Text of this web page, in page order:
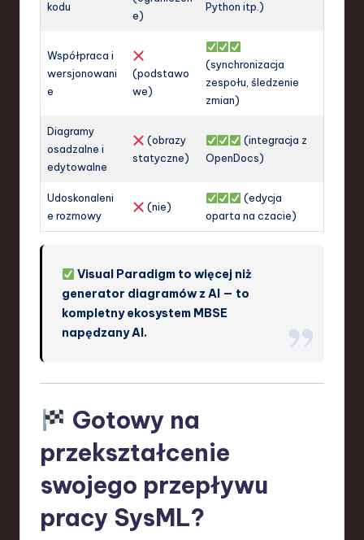
kodu
e)
Python itp.)
Współpraca i
wersjonowani
e
(podstawo
we)
(synchronizacja
zespołu, śledzenie
zmian)
Diagramy
osadzalne i
edytowalne
(obrazy
statyczne)
(integracja z
OpenDocs)
Udoskonaleni
e rozmowy
(nie)
(edycja
oparta na czacie)
Visual Paradigm to więcej niż
generator diagramów z AI — to
kompletny ekosystem MBSE
napędzany AI.
Gotowy na
przekształcenie
swojego przepływu
pracy SysML?